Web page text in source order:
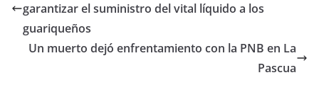
garantizar el suministro del vital líquido a los
guariqueños
Un muerto dejó enfrentamiento con la PNB en La
Pascua